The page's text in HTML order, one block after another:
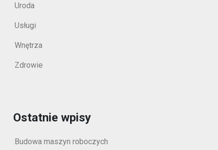
Uroda
Usługi
Wnętrza
Zdrowie
Ostatnie wpisy
Budowa maszyn roboczych